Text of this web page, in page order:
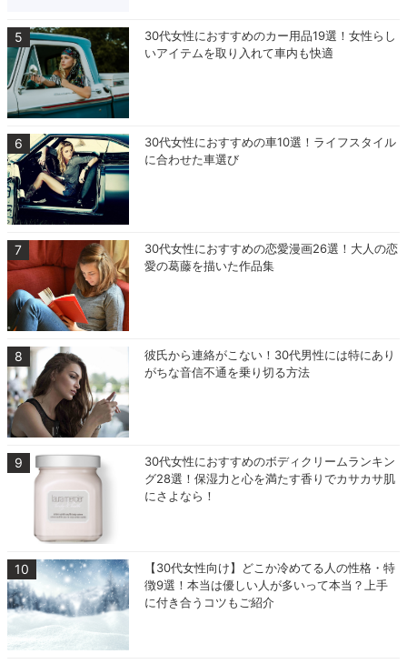
30代女性におすすめのカー用品19選！女性らし
いアイテムを取り入れて車内も快適
30代女性におすすめの車10選！ライフスタイル
に合わせた車選び
30代女性におすすめの恋愛漫画26選！大人の恋
愛の葛藤を描いた作品集
彼氏から連絡がこない！30代男性には特にあり
がちな音信不通を乗り切る方法
30代女性におすすめのボディクリームランキン
グ28選！保湿力と心を満たす香りでカサカサ肌
にさよなら！
【30代女性向け】どこか冷めてる人の性格・特
徴9選！本当は優しい人が多いって本当？上手
に付き合うコツもご紹介